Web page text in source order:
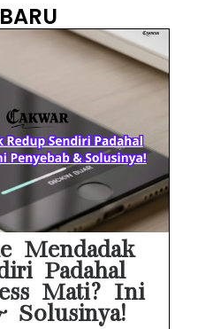
Prabowo Sebut ‘Londo Ireng’, Ray Rangkuti Desak DPR Bersikap, Ini Ulasan Politiknya
MAKI Soroti Penahanan Eks Jampidsus Febrie Adriansyah Tanpa Rompi Pink
Babak Baru Kasus Febrie Adriansyah, Rencana Praperadilan Penyitaan Emas dan Uang Tunai Jadi Sorotan
Baterai Apple Watch Cepat Boros? Ini Penyebab dan Cara Mengatasinya
HP Huawei Cepat Panas? Ini Penyebab Utama dan Cara Mengatasinya
Mendadak
Padahal
Mati? Ini
Solusinya!